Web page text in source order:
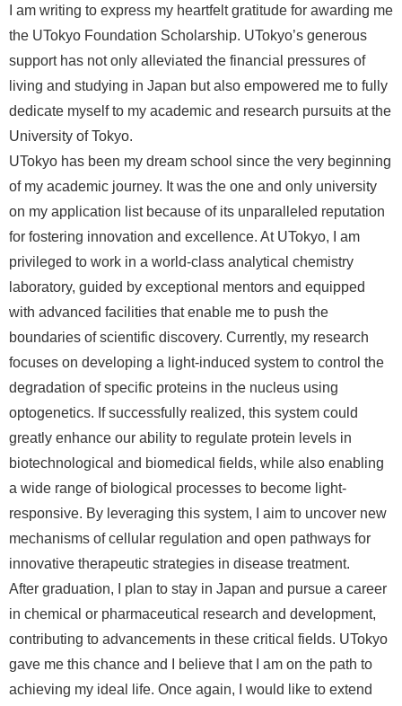
I am writing to express my heartfelt gratitude for awarding me
the UTokyo Foundation Scholarship. UTokyo’s generous
support has not only alleviated the financial pressures of
living and studying in Japan but also empowered me to fully
dedicate myself to my academic and research pursuits at the
University of Tokyo.
UTokyo has been my dream school since the very beginning
of my academic journey. It was the one and only university
on my application list because of its unparalleled reputation
for fostering innovation and excellence. At UTokyo, I am
privileged to work in a world-class analytical chemistry
laboratory, guided by exceptional mentors and equipped
with advanced facilities that enable me to push the
boundaries of scientific discovery. Currently, my research
focuses on developing a light-induced system to control the
degradation of specific proteins in the nucleus using
optogenetics. If successfully realized, this system could
greatly enhance our ability to regulate protein levels in
biotechnological and biomedical fields, while also enabling
a wide range of biological processes to become light-
responsive. By leveraging this system, I aim to uncover new
mechanisms of cellular regulation and open pathways for
innovative therapeutic strategies in disease treatment.
After graduation, I plan to stay in Japan and pursue a career
in chemical or pharmaceutical research and development,
contributing to advancements in these critical fields. UTokyo
gave me this chance and I believe that I am on the path to
achieving my ideal life. Once again, I would like to extend